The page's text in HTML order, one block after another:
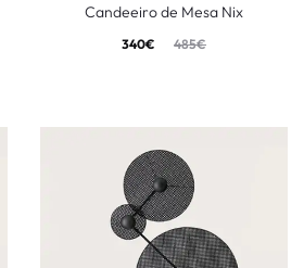
Candeeiro de Mesa Nix
485€
340€